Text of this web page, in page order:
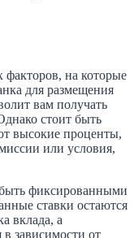
на которые
для размещения
вам получать
стоит быть
высокие проценты,
или условия,
фиксированными
ставки остаются
вклада, а
зависимости от